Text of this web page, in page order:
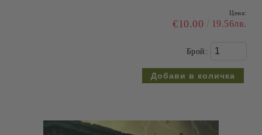
Цена:
€10.00 19.56лв.
Брой: